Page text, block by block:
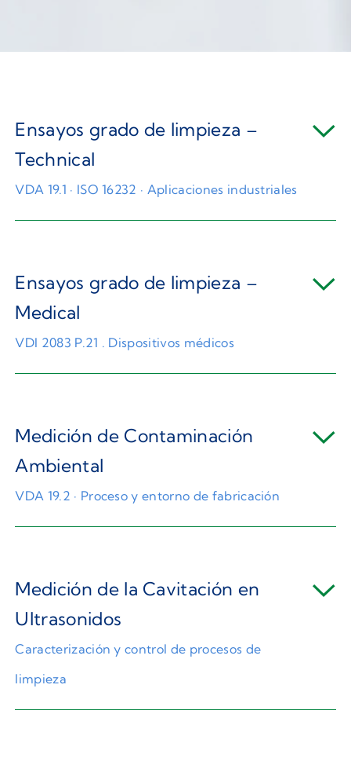
Ensayos grado de limpieza –
Technical
VDA 19.1 · ISO 16232 · Aplicaciones industriales
Ensayos grado de limpieza –
Medical
VDI 2083 P.21 . Dispositivos médicos
Medición de Contaminación
Ambiental
VDA 19.2 · Proceso y entorno de fabricación
Medición de la Cavitación en
Ultrasonidos
Caracterización y control de procesos de
limpieza